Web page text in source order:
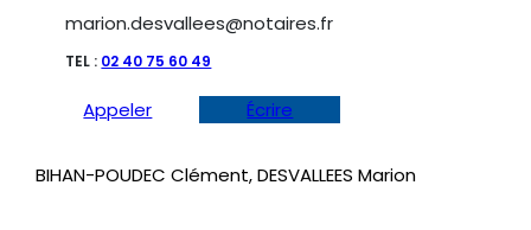
marion.desvallees@notaires.fr
TEL : 02 40 75 60 49
Appeler Écrire
BIHAN-POUDEC Clément, DESVALLEES Marion